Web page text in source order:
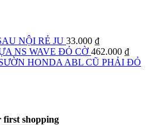
NỘI RẺ JU 33.000 ₫
NS WAVE ĐỎ CỜ 462.000 ₫
HONDA ABL CŨ PHẢI ĐỎ
first shopping